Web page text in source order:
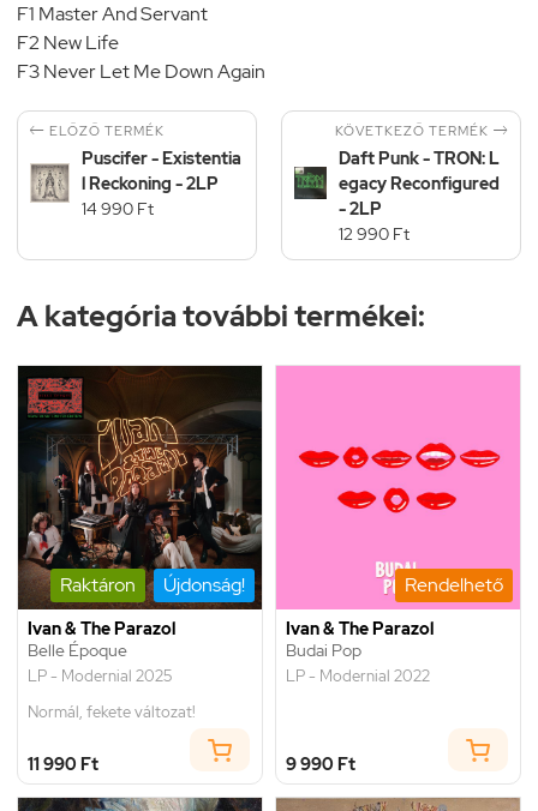
F1 Master And Servant
F2 New Life
F3 Never Let Me Down Again
 ELŐZŐ TERMÉK
Puscifer - Existentia
l Reckoning - 2LP
14 990 Ft
KÖVETKEZŐ TERMÉK 
Daft Punk - TRON: L
egacy Reconfigured
- 2LP
12 990 Ft
A kategória további termékei:
Raktáron Újdonság!
Ivan & The Parazol
Belle Époque
LP - Modernial 2025
Normál, fekete változat!
11 990 Ft
Rendelhető
Ivan & The Parazol
Budai Pop
LP - Modernial 2022
9 990 Ft